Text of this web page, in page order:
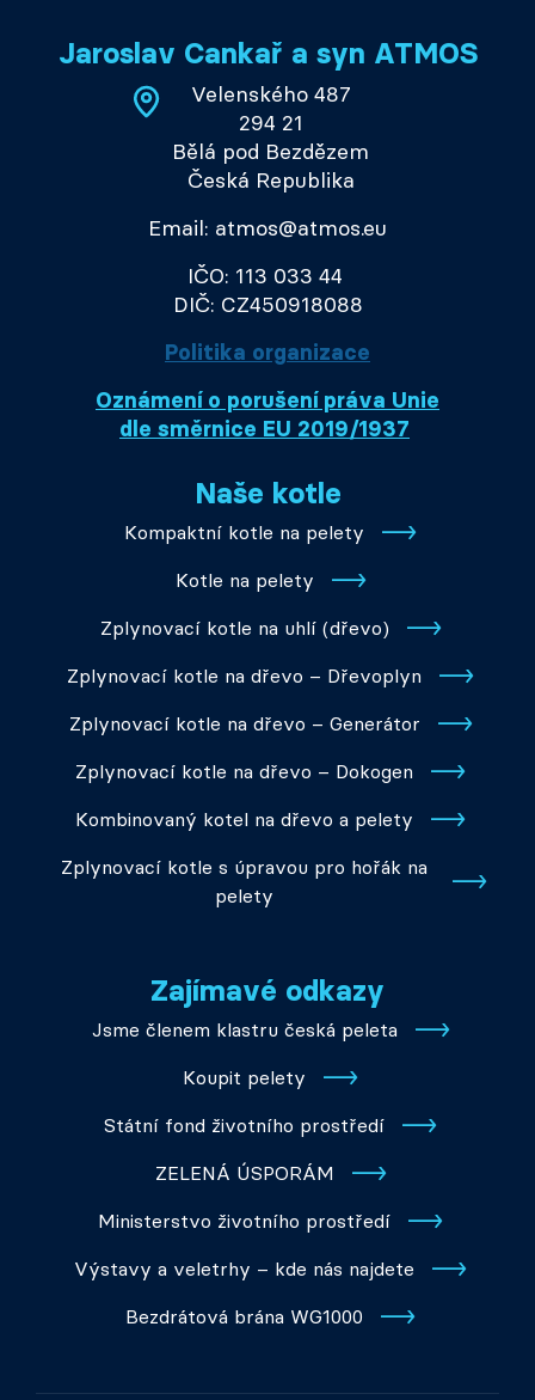
Jaroslav Cankař a syn ATMOS
Velenského 487
294 21
Bělá pod Bezdězem
Česká Republika
Email: atmos@atmos.eu
IČO: 113 033 44
DIČ: CZ450918088
Politika organizace
Oznámení o porušení práva Unie
dle směrnice EU 2019/1937
Naše kotle
Kompaktní kotle na pelety
Kotle na pelety
Zplynovací kotle na uhlí (dřevo)
Zplynovací kotle na dřevo – Dřevoplyn
Zplynovací kotle na dřevo – Generátor
Zplynovací kotle na dřevo – Dokogen
Kombinovaný kotel na dřevo a pelety
Zplynovací kotle s úpravou pro hořák na
pelety
Zajímavé odkazy
Jsme členem klastru česká peleta
Koupit pelety
Státní fond životního prostředí
ZELENÁ ÚSPORÁM
Ministerstvo životního prostředí
Výstavy a veletrhy – kde nás najdete
Bezdrátová brána WG1000